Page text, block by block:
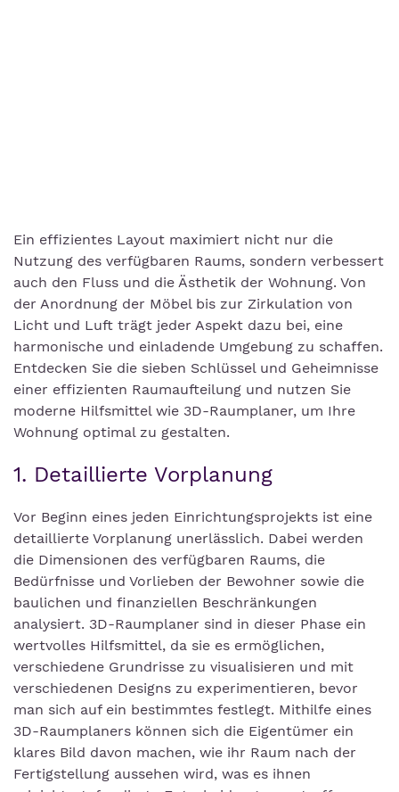
Ein effizientes Layout maximiert nicht nur die
Nutzung des verfügbaren Raums, sondern verbessert
auch den Fluss und die Ästhetik der Wohnung. Von
der Anordnung der Möbel bis zur Zirkulation von
Licht und Luft trägt jeder Aspekt dazu bei, eine
harmonische und einladende Umgebung zu schaffen.
Entdecken Sie die sieben Schlüssel und Geheimnisse
einer effizienten Raumaufteilung und nutzen Sie
moderne Hilfsmittel wie 3D-Raumplaner, um Ihre
Wohnung optimal zu gestalten.
1. Detaillierte Vorplanung
Vor Beginn eines jeden Einrichtungsprojekts ist eine
detaillierte Vorplanung unerlässlich. Dabei werden
die Dimensionen des verfügbaren Raums, die
Bedürfnisse und Vorlieben der Bewohner sowie die
baulichen und finanziellen Beschränkungen
analysiert. 3D-Raumplaner sind in dieser Phase ein
wertvolles Hilfsmittel, da sie es ermöglichen,
verschiedene Grundrisse zu visualisieren und mit
verschiedenen Designs zu experimentieren, bevor
man sich auf ein bestimmtes festlegt. Mithilfe eines
3D-Raumplaners können sich die Eigentümer ein
klares Bild davon machen, wie ihr Raum nach der
Fertigstellung aussehen wird, was es ihnen